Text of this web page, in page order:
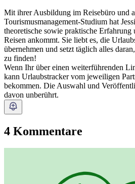
Mit ihrer Ausbildung im Reisebüro und
Tourismusmanagement-Studium hat
theoretische sowie praktische
Reisen ankommt. Sie liebt es, die
übernehmen und setzt täglich alles
zu finden!
Wenn Ihr über einen weiterführenden
kann Urlaubstracker vom jeweiligen
bekommen. Die Auswahl und
davon unberührt.
4 Kommentare